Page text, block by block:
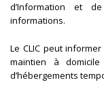
d’Information et
informations.
Le CLIC peut
maintien à
d’hébergements